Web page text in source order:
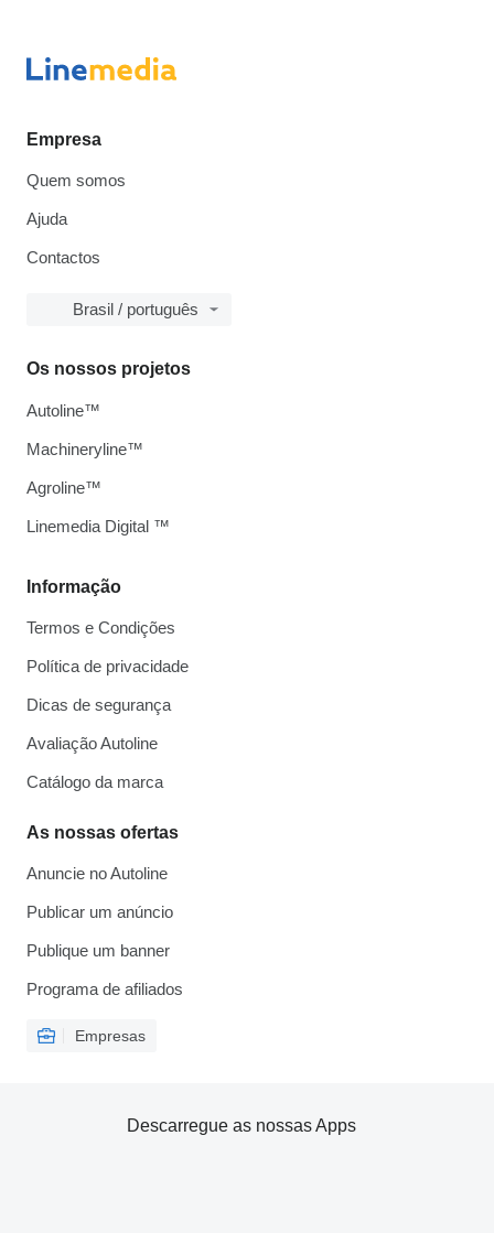
Empresa
Quem somos
Ajuda
Contactos
Brasil / português
Informação
Termos e Condições
Política de privacidade
Dicas de segurança
Avaliação Autoline
Catálogo da marca
As nossas ofertas
Anuncie no Autoline
Publicar um anúncio
Publique um banner
Programa de afiliados
Empresas
Os nossos projetos
Autoline™
Machineryline™
Agroline™
Linemedia Digital ™
Descarregue as nossas Apps